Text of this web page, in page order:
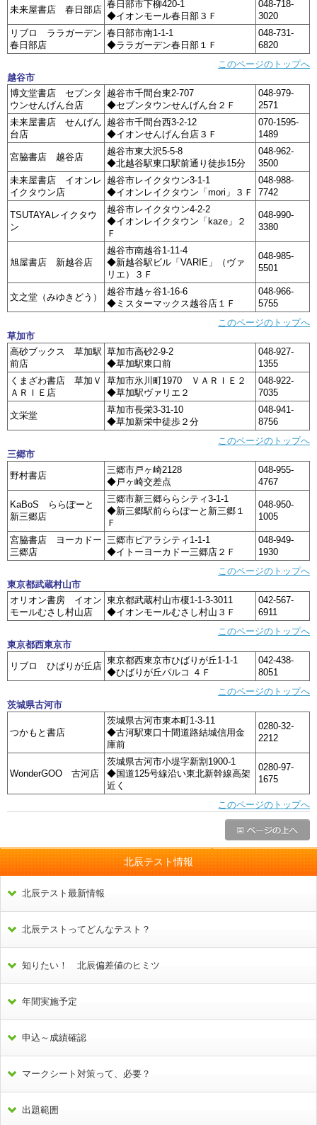
未来屋書店 春日部店
春日部市下柳420-1
◆イオンモール春日部３Ｆ
048-718-
3020
リブロ ララガーデン
春日部店
春日部市南1-1-1
◆ララガーデン春日部１Ｆ
048-731-
6820
このページのトップへ
越谷市
博文堂書店 セブンタ
ウンせんげん台店
越谷市千間台東2-707
◆セブンタウンせんげん台２Ｆ
048-979-
2571
未来屋書店 せんげん
台店
越谷市千間台西3-2-12
◆イオンせんげん台店３Ｆ
070-1595-
1489
宮脇書店 越谷店
越谷市東大沢5-5-8
◆北越谷駅東口駅前通り徒歩15分
048-962-
3500
未来屋書店 イオンレ
イクタウン店
越谷市レイクタウン3-1-1
◆イオンレイクタウン「mori」３Ｆ
048-988-
7742
TSUTAYAレイクタウ
ン
越谷市レイクタウン4-2-2
◆イオンレイクタウン「kaze」２
Ｆ
048-990-
3380
旭屋書店 新越谷店
越谷市南越谷1-11-4
◆新越谷駅ビル「VARIE」（ヴァ
リエ）３Ｆ
048-985-
5501
文之堂（みゆきどう）
越谷市越ヶ谷1-16-6
◆ミスターマックス越谷店１Ｆ
048-966-
5755
このページのトップへ
草加市
高砂ブックス 草加駅
前店
草加市高砂2-9-2
◆草加駅東口前
048-927-
1355
くまざわ書店 草加Ｖ
ＡＲＩＥ店
草加市氷川町1970 ＶＡＲＩＥ２
◆草加駅ヴァリエ２
048-922-
7035
文栄堂
草加市長栄3-31-10
◆草加新栄中徒歩２分
048-941-
8756
このページのトップへ
三郷市
野村書店
三郷市戸ヶ崎2128
◆戸ヶ崎交差点
048-955-
4767
KaBoS ららぽーと
新三郷店
三郷市新三郷ららシティ3-1-1
◆新三郷駅前ららぽーと新三郷１
Ｆ
048-950-
1005
宮脇書店 ヨーカドー
三郷店
三郷市ピアラシティ1-1-1
◆イトーヨーカドー三郷店２Ｆ
048-949-
1930
このページのトップへ
東京都武蔵村山市
オリオン書房 イオン
モールむさし村山店
東京都武蔵村山市榎1-1-3-3011
◆イオンモールむさし村山３Ｆ
042-567-
6911
このページのトップへ
東京都西東京市
リブロ ひばりが丘店
東京都西東京市ひばりが丘1-1-1
◆ひばりが丘パルコ ４Ｆ
042-438-
8051
このページのトップへ
茨城県古河市
つかもと書店
茨城県古河市東本町1-3-11
◆古河駅東口十間道路結城信用金
庫前
0280-32-
2212
WonderGOO 古河店
茨城県古河市小堤字新割1900-1
◆国道125号線沿い東北新幹線高架
近く
0280-97-
1675
このページのトップへ
北辰テスト情報
北辰テスト最新情報
北辰テストってどんなテスト？
知りたい！ 北辰偏差値のヒミツ
年間実施予定
申込～成績確認
マークシート対策って、必要？
出題範囲